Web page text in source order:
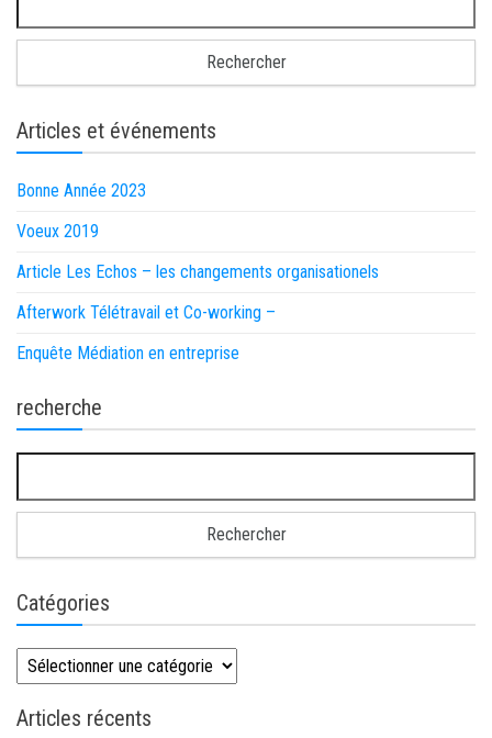
Articles et événements
Bonne Année 2023
Voeux 2019
Article Les Echos – les changements organisationels
Afterwork Télétravail et Co-working –
Enquête Médiation en entreprise
recherche
Catégories
Catégories
Articles récents